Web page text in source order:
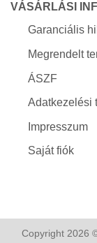
VÁSÁRLÁSI
Garanciális
Megrendelt
ÁSZF
Adatkezelési
Impresszum
Saját fiók
Copyright 2026